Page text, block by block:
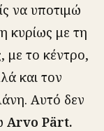
να υποτιμώ
κυρίως με τη
με το κέντρο,
και τον
Αυτό δεν
Arvo Pärt.